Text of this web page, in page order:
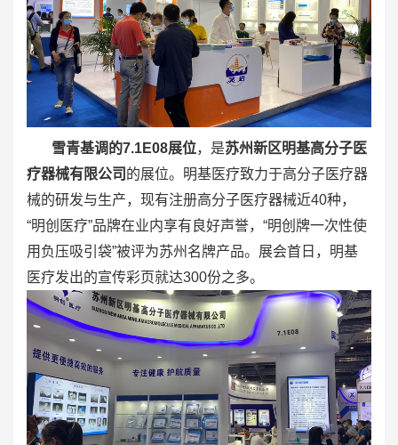
雪青基调的7.1E08展位，是苏州新区明基高分子医
疗器械有限公司 的展位。明基医疗致力于高分子医疗器
械的研发与生产，现有注册高分子医疗器械近40种，
“明创医疗”品牌在业内享有良好声誉，“明创牌一次性使
用负压吸引袋”被评为苏州名牌产品。展会首日，明基
医疗发出的宣传彩页就达300份之多。